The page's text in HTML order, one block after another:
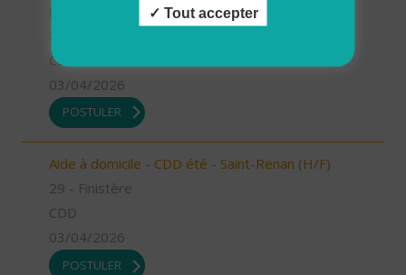
(H/F)
CDD
03/04/2026
POSTULER
Aide à domicile - CDD été - Saint-Renan (H/F)
29 - Finistère
CDD
03/04/2026
POSTULER
Tout accepter